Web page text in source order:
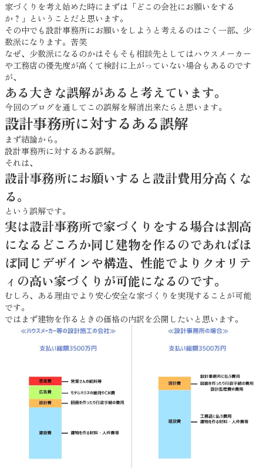
家づくりを考え始めた時にまずは「どこの会社にお願いをする
か？」ということだと思います。
その中でも設計事務所にお願いをしようと考えるのはごく一部、少
数派になります。苦笑
なぜ、少数派になるのかはそもそも相談先としてはハウスメーカー
や工務店の優先度が高くて検討に上がっていない場合もあるのです
が、
ある大きな誤解があると考えています。
今回のブログを通してこの誤解を解消出来たらと思います。
設計事務所に対するある誤解
まず結論から。
設計事務所に対するある誤解。
それは、
設計事務所にお願いすると設計費用分高くな
る。
という誤解です。
実は設計事務所で家づくりをする場合は割高
になるどころか同じ建物を作るのであればほ
ぼ同じデザインや構造、性能でよりクオリテ
ィの高い家づくりが可能になるのです。
むしろ、ある理由でより安心安全な家づくりを実現することが可能
です。
ではまず建物を作るときの価格の内訳を公開したいと思います。